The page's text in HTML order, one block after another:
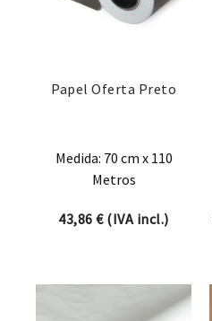
Papel Oferta Preto
Medida: 70 cm x 110
Metros
43,86€(IVA incl.)